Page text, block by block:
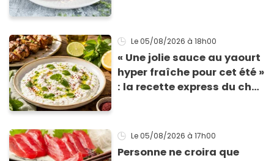
Le 05/08/2026 à 18h00
« Une jolie sauce au yaourt
hyper fraîche pour cet été »
: la recette express du chef
grillades
Le 05/08/2026 à 17h00
Personne ne croira que